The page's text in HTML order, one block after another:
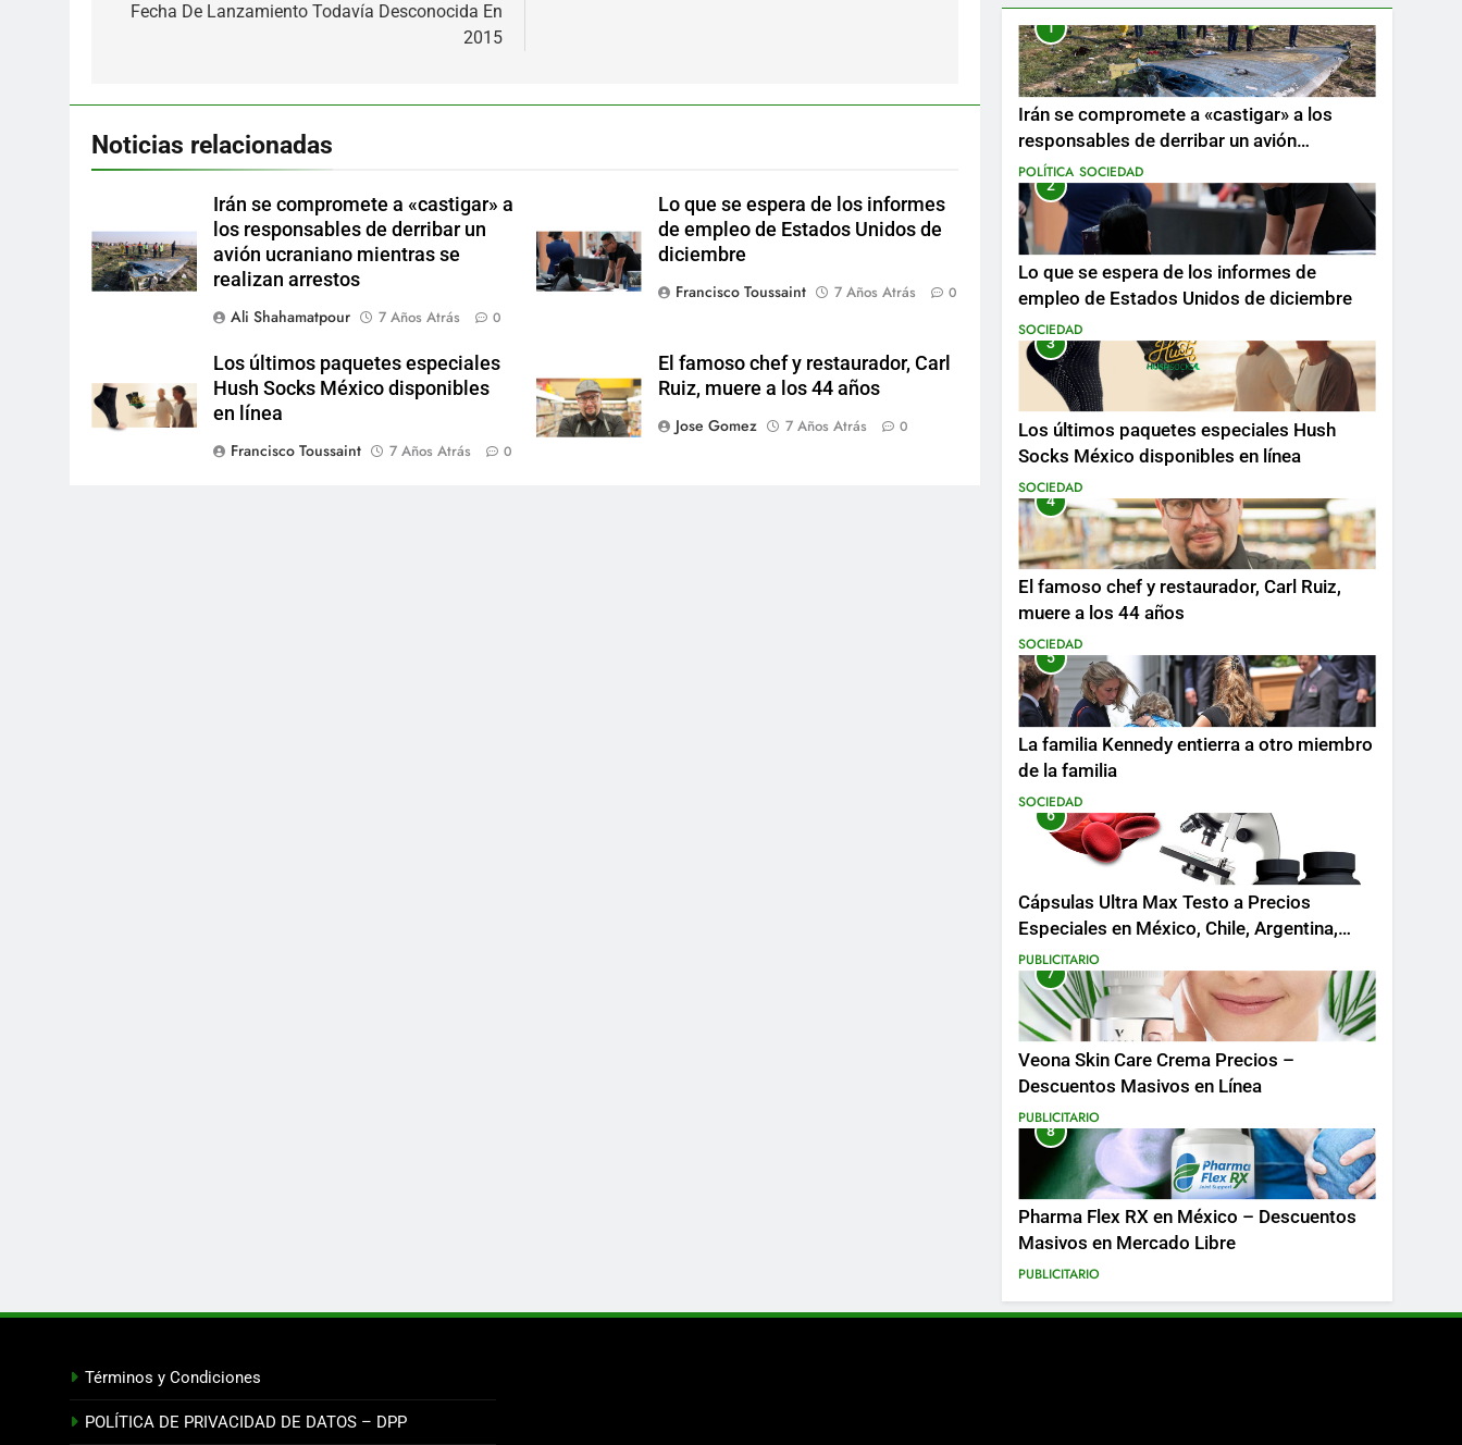
Fecha De Lanzamiento Todavía Desconocida En
2015
Noticias relacionadas
Irán se compromete a «castigar» a
los responsables de derribar un
avión ucraniano mientras se
realizan arrestos
Ali Shahamatpour
7 Años Atrás 0
Lo que se espera de los informes
de empleo de Estados Unidos de
diciembre
Francisco Toussaint
7 Años Atrás 0
Los últimos paquetes especiales
Hush Socks México disponibles
en línea
Francisco Toussaint
7 Años Atrás 0
El famoso chef y restaurador, Carl
Ruiz, muere a los 44 años
Jose Gomez
7 Años Atrás 0
1
Irán se compromete a «castigar» a los
responsables de derribar un avión
ucraniano mientras se realizan arrestos
POLÍTICA SOCIEDAD
2
Lo que se espera de los informes de
empleo de Estados Unidos de diciembre
SOCIEDAD
3
Los últimos paquetes especiales Hush
Socks México disponibles en línea
SOCIEDAD
4
El famoso chef y restaurador, Carl Ruiz,
muere a los 44 años
SOCIEDAD
5
La familia Kennedy entierra a otro miembro
de la familia
SOCIEDAD
6
Cápsulas Ultra Max Testo a Precios
Especiales en México, Chile, Argentina,
Colombia, Perú , Ecuador, Costa Rica y
Más
PUBLICITARIO
7
Veona Skin Care Crema Precios –
Descuentos Masivos en Línea
PUBLICITARIO
8
Pharma Flex RX en México – Descuentos
Masivos en Mercado Libre
PUBLICITARIO
Términos y Condiciones
POLÍTICA DE PRIVACIDAD DE DATOS – DPP